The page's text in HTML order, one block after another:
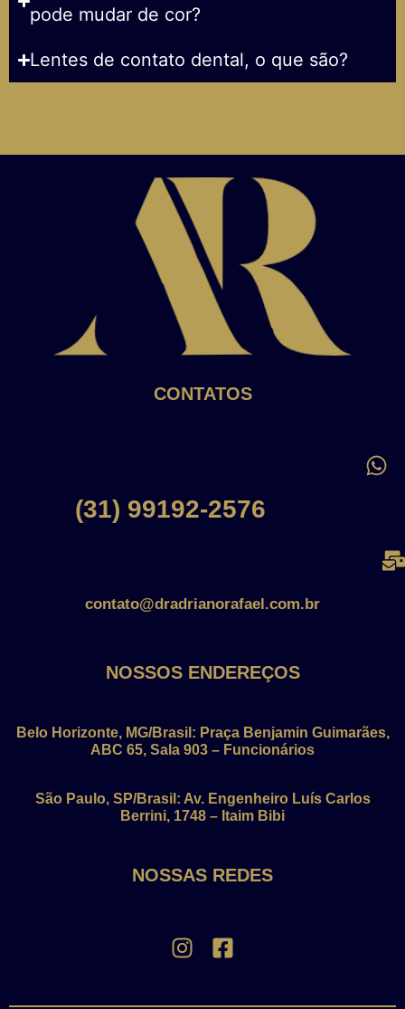
pode mudar de cor?
Lentes de contato dental, o que são?
CONTATOS
(31) 99192-2576
contato@dradrianorafael.com.br
NOSSOS ENDEREÇOS
Belo Horizonte, MG/Brasil: Praça Benjamin Guimarães,
ABC 65, Sala 903 – Funcionários
São Paulo, SP/Brasil: Av. Engenheiro Luís Carlos
Berrini, 1748 – Itaim Bibi
NOSSAS REDES